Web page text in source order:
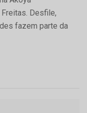
Desfile,
fazem parte da